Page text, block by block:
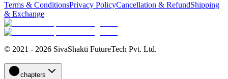
Terms & ConditionsPrivacy PolicyCancellation & RefundShipping
& Exchange
© 2021 - 2026 SivaShakti FutureTech Pvt. Ltd.
chapters